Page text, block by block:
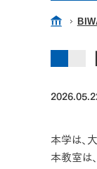
本学は、
本教室は